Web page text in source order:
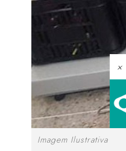
×
Imagem Ilustrativa